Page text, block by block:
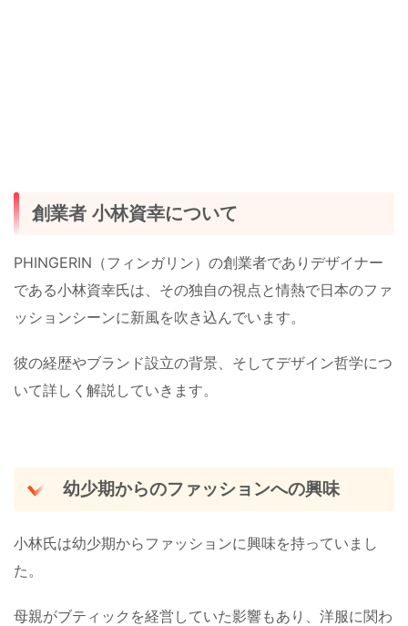
創業者 小林資幸について
PHINGERIN（フィンガリン）の創業者でありデザイナー
である小林資幸氏は、その独自の視点と情熱で日本のファ
ッションシーンに新風を吹き込んでいます。
彼の経歴やブランド設立の背景、そしてデザイン哲学につ
いて詳しく解説していきます。
幼少期からのファッションへの興味
小林氏は幼少期からファッションに興味を持っていまし
た。
母親がブティックを経営していた影響もあり、洋服に関わ